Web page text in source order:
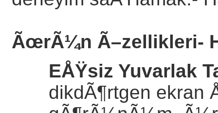
ÃœrÃ¼n Ã–zellikleri-
EÅŸsiz Yuvarlak
dikdÃ¶rtgen ekran